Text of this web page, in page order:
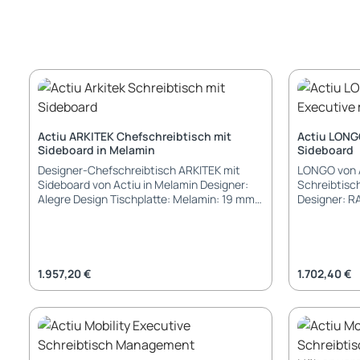
Actiu ARKITEK Chefschreibtisch mit
Sideboard in Melamin
Designer-Chefschreibtisch ARKITEK mit
Sideboard von Actiu in Melamin Designer:
Alegre Design Tischplatte: Melamin: 19 mm
Elektrifizierung: Kabeldurchlass
durchgehend weiss oder silber (gegen
oder silber (gegen Aufpreis) Kabelkanal
(gegen Aufpreis) Zubehör: PC-Halterung
Abmessungen: Tischbreite: 200 / 220 cm
Regulärer Preis:
1.957,20 €
Actiu
Sideboard
LONGO
Designer:
Melamin:
Glas: 6,6
Regulärer
1.702,40 €